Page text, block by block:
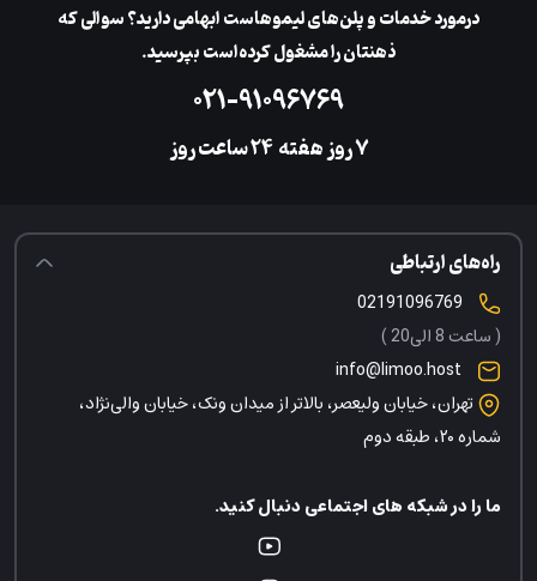
در‌مورد خدمات و پلن‌های لیمو‌هاست ابهامی دارید؟ سوالی که
ذهنتان را مشغول کرده‌است بپرسید.
۰۲۱-۹۱۰۹۶۷۶۹
۷ روز هفته ‌۲۴ ساعت روز
راه‌های ارتباطی
( ساعت 8 الی20 )
info@limoo.host
تهران، خیابان ولیعصر، بالاتر از میدان ونک، خیابان والی‌نژاد،
شماره ۲۰، طبقه دوم
ما را در شبکه های اجتماعی دنبال کنید.